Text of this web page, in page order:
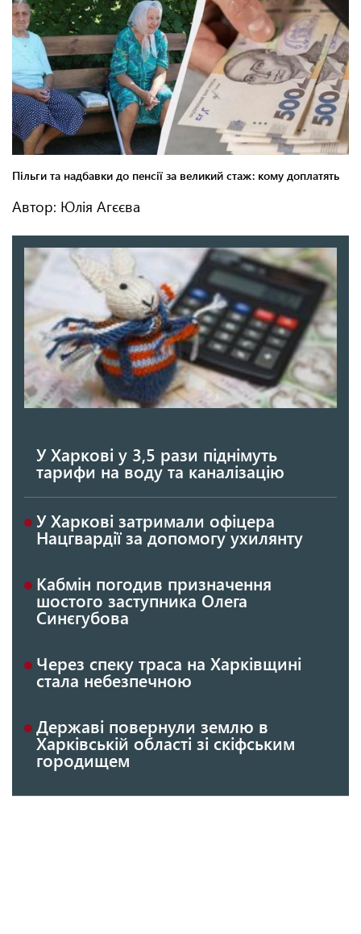
Автор: Юлія Агєєва
У Харкові у 3,5 рази піднімуть
тарифи на воду та каналізацію
У Харкові затримали офіцера
Нацгвардії за допомогу ухилянту
Кабмін погодив призначення
шостого заступника Олега
Синєгубова
Через спеку траса на Харківщині
стала небезпечною
Державі повернули землю в
Харківській області зі скіфським
городищем